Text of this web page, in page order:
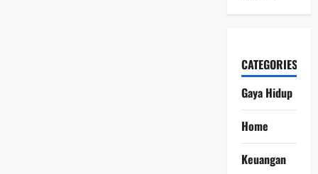
CATEGORIES
Gaya Hidup
Home
Keuangan